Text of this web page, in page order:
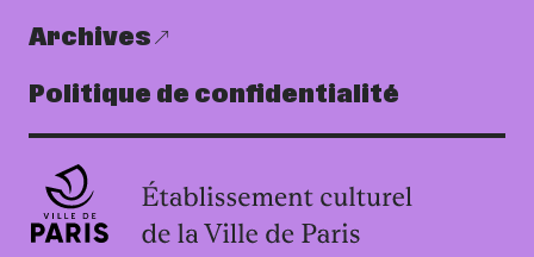
Archives
Politique de confidentialité